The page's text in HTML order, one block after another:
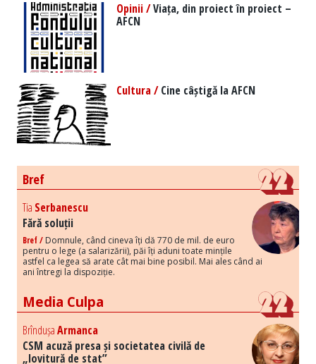
Opinii /Viața, din proiect în proiect –
AFCN
Cultura /Cine câștigă la AFCN
Bref
Tia Serbanescu
Fără soluții
Bref / Domnule, când cineva îți dă 770 de mil. de euro
pentru o lege (a salarizării), păi îți aduni toate mințile
astfel ca legea să arate cât mai bine posibil. Mai ales când ai
ani întregi la dispoziție.
Media Culpa
BrîndușaArmanca
CSM acuză presa și societatea civilă de
„lovitură de stat”